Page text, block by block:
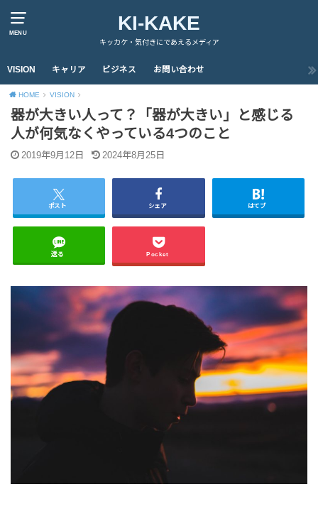
MENU KI-KAKE
キッカケ・気付きにであえるメディア
VISION キャリア ビジネス お問い合わせ
HOME VISION
器が大きい人って？「器が大きい」と感じる
人が何気なくやっている4つのこと
2019年9月12日 2024年8月25日
ポスト シェア はてブ
送る Pocket